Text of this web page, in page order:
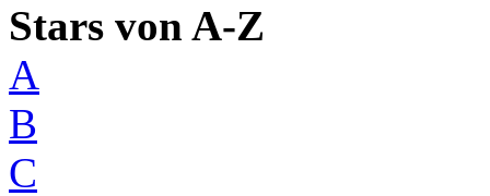
Stars von A-Z
A
B
C